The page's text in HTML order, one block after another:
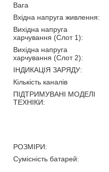
Вага
Вхідна напруга живлення:
Вихідна напруга
харчування (Слот 1):
Вихідна напруга
харчування (Слот 2):
ІНДИКАЦІЯ ЗАРЯДУ:
Кількість каналів
ПІДТРИМУВАНІ МОДЕЛІ
ТЕХНІКИ:
РОЗМІРИ:
Сумісність батарей: